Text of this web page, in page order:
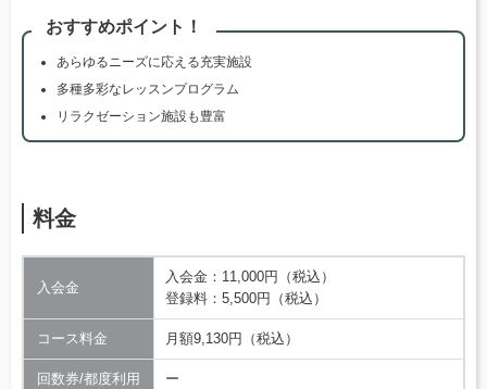
おすすめポイント！
あらゆるニーズに応える充実施設
多種多彩なレッスンプログラム
リラクゼーション施設も豊富
料金
入会金
入会金：11,000円（税込）
登録料：5,500円（税込）
コース料金 月額9,130円（税込）
回数券/都度利用 ー